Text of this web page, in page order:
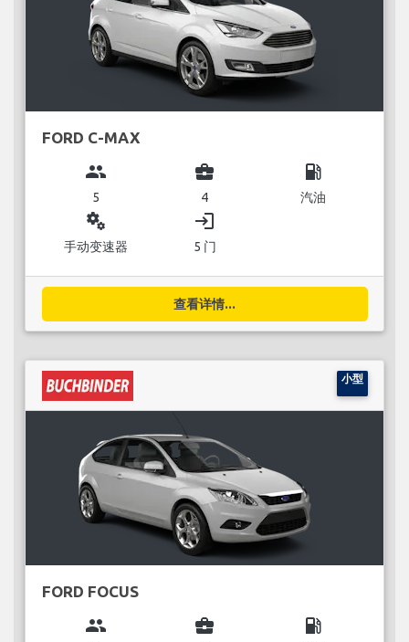
FORD C-MAX
group
5
business_center
4
local_gas_station
汽油
miscellaneous_services
手动变速器
login
5 门
查看详情...
小型
FORD FOCUS
group business_center local_gas_station